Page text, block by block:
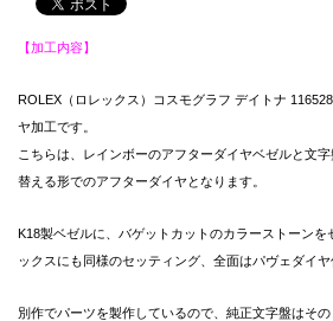
【加工内容】
ROLEX（ロレックス）コスモグラフ デイトナ
ヤ加工です。
こちらは、レインボーのアフターダイヤベゼルと文
替える形でのアフターダイヤとなります。
K18製ベゼルに、バゲットカットのカラーストーン
ックスにも同様のセッティング、全面はパヴェダイヤ
別作でパーツを製作しているので、純正文字盤はその